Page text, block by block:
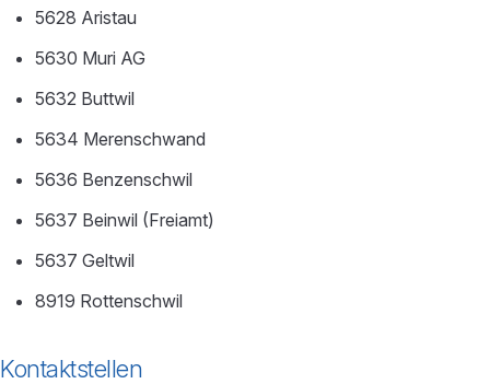
5628 Aristau
5630 Muri AG
5632 Buttwil
5634 Merenschwand
5636 Benzenschwil
5637 Beinwil (Freiamt)
5637 Geltwil
8919 Rottenschwil
Kontaktstellen